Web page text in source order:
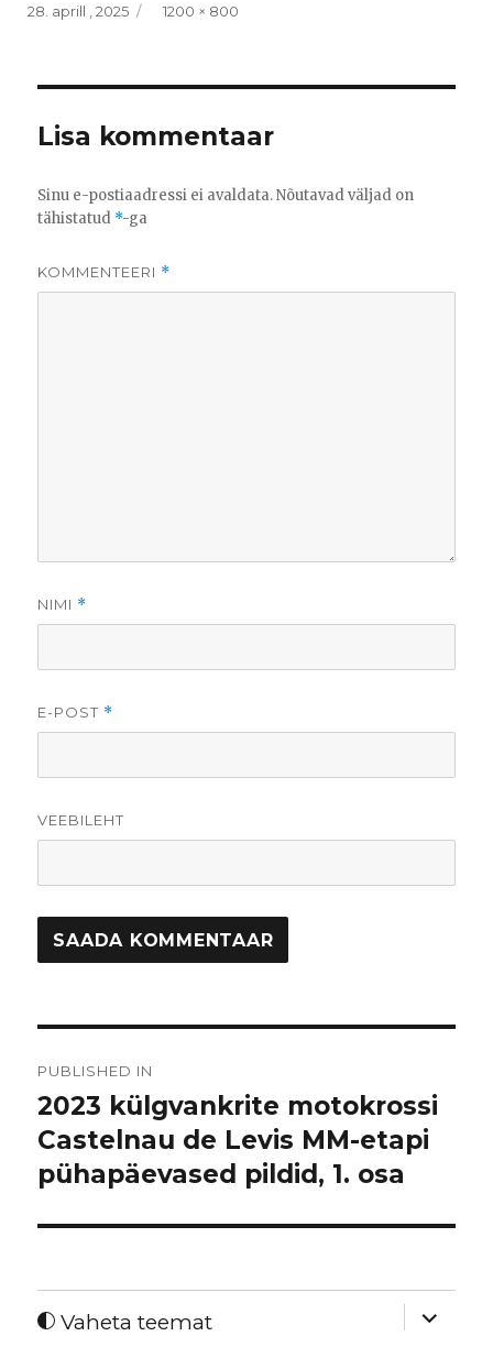
Posted
28. aprill , 2025
Full
1200 × 800
Lisa kommentaar
Sinu e-postiaadressi ei avaldata. Nõutavad väljad on
tähistatud *-ga
KOMMENTEERI *
NIMI *
E-POST *
VEEBILEHT
PUBLISHED IN
2023 külgvankrite motokrossi
Castelnau de Levis MM-etapi
pühapäevased pildid, 1. osa
Vaheta teemat
expand
child